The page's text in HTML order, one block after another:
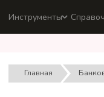
Инструменты
Главная